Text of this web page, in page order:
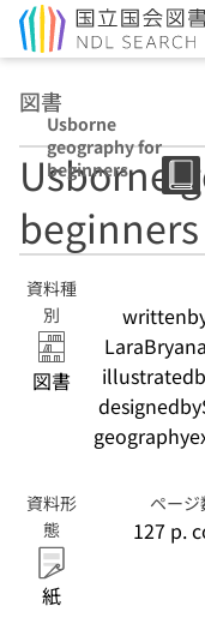
図書
Usborne
geography for
beginners
Usborne
beginners
資料種
別
図書
資料形
態
紙
ペー
127 p.